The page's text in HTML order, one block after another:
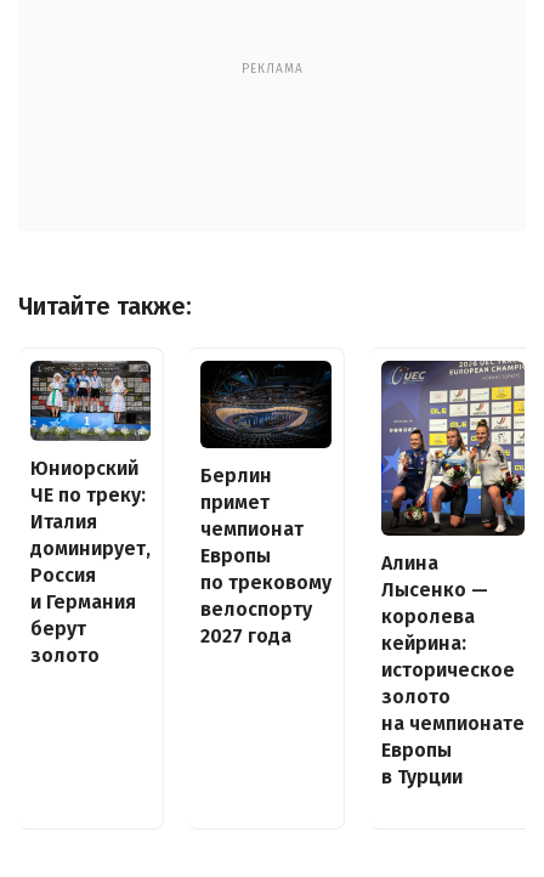
РЕКЛАМА
Читайте также:
Юниорский
ЧЕ по треку:
Италия
доминирует,
Россия
и Германия
берут
золото
Берлин
примет
чемпионат
Европы
по трековому
велоспорту
2027 года
Алина
Лысенко —
королева
кейрина:
историческое
золото
на чемпионате
Европы
в Турции